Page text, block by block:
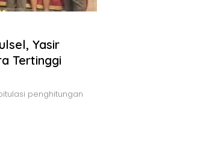
Yasir
Tertinggi
penghitungan